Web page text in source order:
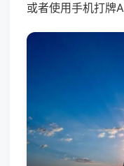
或者使用手机打牌